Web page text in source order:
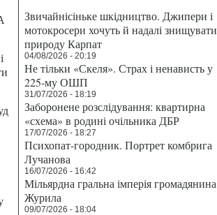
Звичайнісіньке шкідництво. Джипери і
мотокросери хочуть й надалі знищувати
природу Карпат
04/08/2026 - 20:19
Не тільки «Скеля». Страх і ненависть у
225-му ОШП
31/07/2026 - 18:19
Заборонене розслідування: квартирна
«схема» в родині очільника ДБР
17/07/2026 - 18:27
Психопат-городник. Портрет комбрига
Лучанова
16/07/2026 - 16:42
Мільярдна гральна імперія громадянина
Журила
09/07/2026 - 18:04